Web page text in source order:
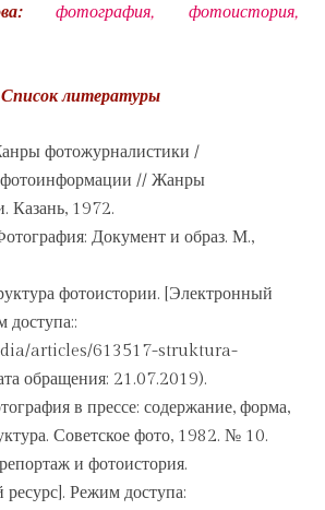
фотография, фотоистория,
Список литературы
фотожурналистики /
// Жанры
Казань, 1972.
Документ и образ. М.,
фотоистории. [Электронный
доступа::
articles/613517-struktura-
обращения: 21.07.2019).
в прессе: содержание, форма,
Советское фото, 1982. № 10.
и фотоистория.
Режим доступа: